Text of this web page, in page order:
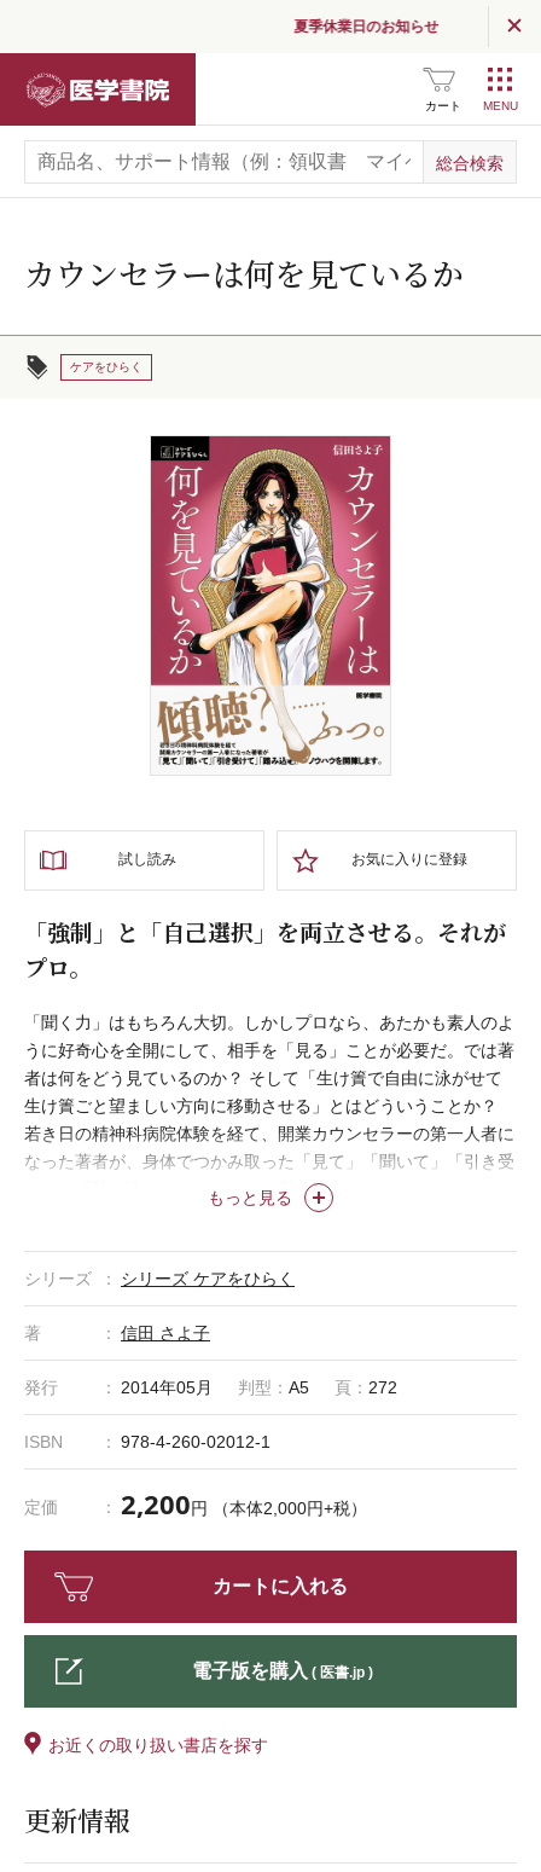
夏季休業日のお知らせ
カート
カウンセラーは何を見ているか
ケアをひらく
試し読み お気に入りに登録
「強制」と「自己選択」を両立させる。それが
プロ。
もっと見る
「聞く力」はもちろん大切。しかしプロなら、あたかも素人のよ
うに好奇心を全開にして、相手を「見る」ことが必要だ。では著
者は何をどう見ているのか？ そして「生け簀で自由に泳がせて
生け簀ごと望ましい方向に移動させる」とはどういうことか？
若き日の精神科病院体験を経て、開業カウンセラーの第一人者に
なった著者が、身体でつかみ取った「見て」「聞いて」「引き受
けて」「踏み込む」ノウハウを一挙公開！
シリーズ シリーズ ケアをひらく
著 信田 さよ子
発行 2014年05月 判型： A5 頁： 272
ISBN 978-4-260-02012-1
定価 2,200円 （本体2,000円+税）
カートに入れる
電子版を購入 ( 医書.jp )
お近くの取り扱い書店を探す
更新情報